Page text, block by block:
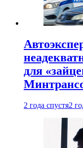
для
2 года спустя2